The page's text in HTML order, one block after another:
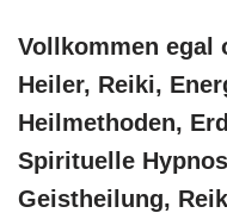
Vollkommen egal
Heiler, Reiki,
Heilmethoden,
Spirituelle
Geistheilung,